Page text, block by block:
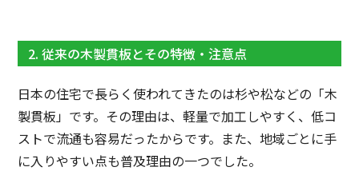
2. 従来の木製貫板とその特徴・注意点
日本の住宅で長らく使われてきたのは杉や松などの「木
製貫板」です。その理由は、軽量で加工しやすく、低コ
ストで流通も容易だったからです。また、地域ごとに手
に入りやすい点も普及理由の一つでした。